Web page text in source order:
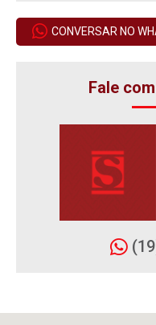
CONVERSAR NO
Fale